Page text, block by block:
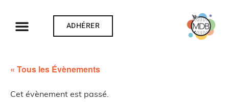
ADHÉRER
« Tous les Évènements
Cet évènement est passé.